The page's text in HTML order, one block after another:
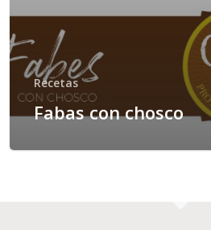
Recetas
Fabas con chosco